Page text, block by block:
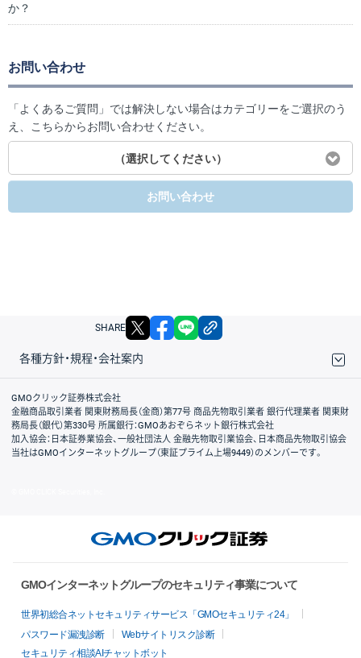
か？
お問い合わせ
「よくあるご質問」では解決しない場合はカテゴリーをご選択のう
え、こちらからお問い合わせください。
（選択してください）
お問い合わせ
SHARE X facebook
各種方針・規程・会社案内
取引規程・約款
サイトマップ
その他のご案内
個人情報保護方針
最良執行方針
サイトのご利用について
ディスクレイマー
信託保全
リスク説明
会社案内
GMOクリック証券株式会社
金融商品取引業者 関東財務局長（金商）第77号 商品先物取引業者 銀行代理業者 関東財
務局長（銀代）第330号 所属銀行：GMOあおぞらネット銀行株式会社
加入協会：日本証券業協会、一般社団法人 金融先物取引業協会、日本商品先物取引協会
当社はGMOインターネットグループ（東証プライム上場9449）のメンバーです。
GMOインターネットグループのセキュリティ事業について
世界初総合ネットセキュリティサービス「GMOセキュリティ24」
パスワード漏洩診断
Webサイトリスク診断
セキュリティ相談AIチャットボット